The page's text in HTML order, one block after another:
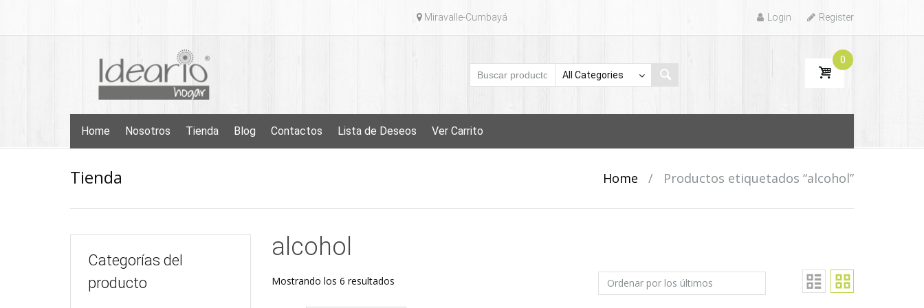
Miravalle-Cumbayá Login Register
0
content
Home Nosotros Tienda Blog Contactos Lista de Deseos Ver Carrito
Tienda Home / Productos etiquetados “alcohol”
alcohol
Mostrando los 6 resultadosOrdenado
por
Categorías del
producto